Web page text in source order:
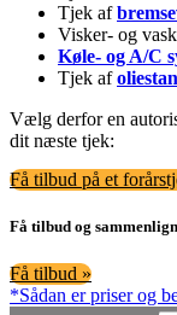
Tjek af
Visker- og
Køle- og A/C
Tjek af
Vælg derfor en
dit næste tjek:
Få tilbud på et
Få tilbud og
Få tilbud »
*Sådan er priser og